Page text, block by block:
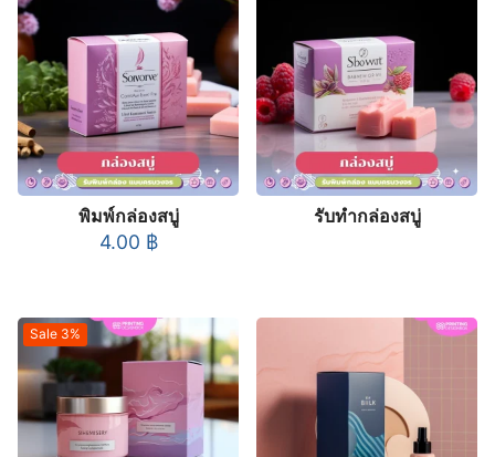
พิมพ์กล่องสบู่
4.00 ฿
รับทำกล่องสบู่
Sale 3%